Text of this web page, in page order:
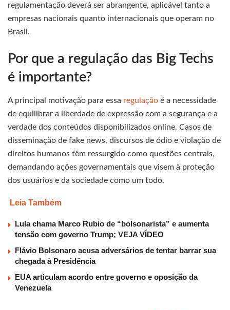
regulamentação deverá ser abrangente, aplicável tanto a
empresas nacionais quanto internacionais que operam no
Brasil.
Por que a regulação das Big Techs
é importante?
A principal motivação para essa regulação é a necessidade
de equilibrar a liberdade de expressão com a segurança e a
verdade dos conteúdos disponibilizados online. Casos de
disseminação de fake news, discursos de ódio e violação de
direitos humanos têm ressurgido como questões centrais,
demandando ações governamentais que visem à proteção
dos usuários e da sociedade como um todo.
Leia Também
Lula chama Marco Rubio de “bolsonarista” e aumenta
tensão com governo Trump; VEJA VÍDEO
Flávio Bolsonaro acusa adversários de tentar barrar sua
chegada à Presidência
EUA articulam acordo entre governo e oposição da
Venezuela